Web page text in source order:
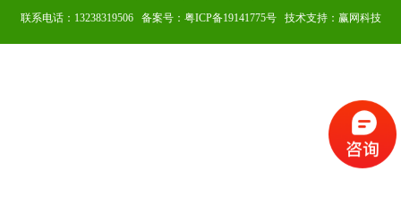
联系电话：13238319506 备案号： 粤ICP备19141775号 技术支持：赢网科技